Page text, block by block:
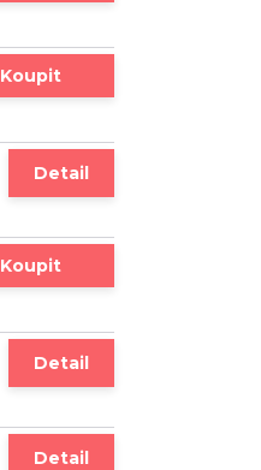
Koupit
Detail
Koupit
Detail
Detail